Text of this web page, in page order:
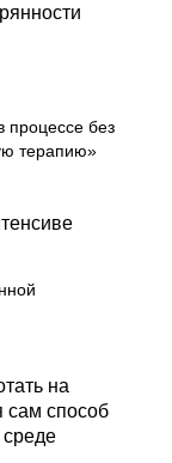
процессе без
терапию»
на
сам способ
среде